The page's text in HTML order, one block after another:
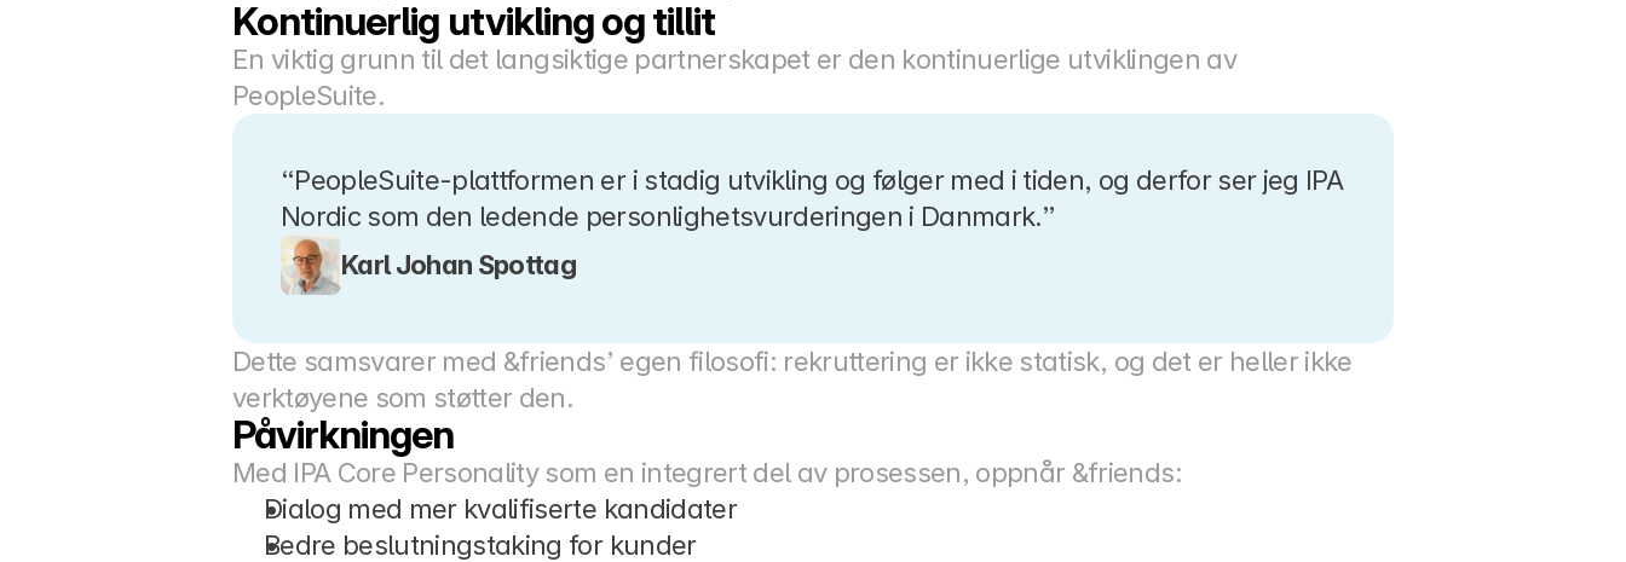
Kontinuerlig utvikling og tillit
En viktig grunn til det langsiktige partnerskapet er den kontinuerlige utviklingen av
PeopleSuite.
“PeopleSuite-plattformen er i stadig utvikling og følger med i tiden, og derfor ser jeg IPA
Nordic som den ledende personlighetsvurderingen i Danmark.”
Karl Johan Spottag
Dette samsvarer med &friends’ egen filosofi: rekruttering er ikke statisk, og det er heller ikke
verktøyene som støtter den.
Påvirkningen
Med IPA Core Personality som en integrert del av prosessen, oppnår &friends:
Dialog med mer kvalifiserte kandidater
Bedre beslutningstaking for kunder